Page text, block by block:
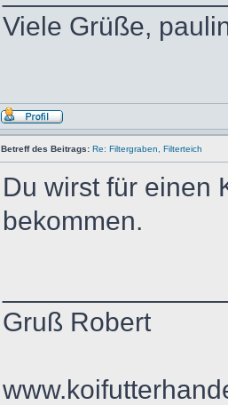
Viele Grüße,
Betreff des Beitrags: Re: Filtergraben, Filterteich
Du wirst für einen
bekommen.
Gruß Robert